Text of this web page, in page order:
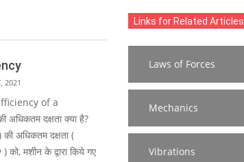
2021
of a
अधिकतम दक्षता क्या है?
अधिकतम दक्षता (
मशीन के द्वारा किये गए
Links for Related Articles
Laws of Forces
Mechanics
Vibrations